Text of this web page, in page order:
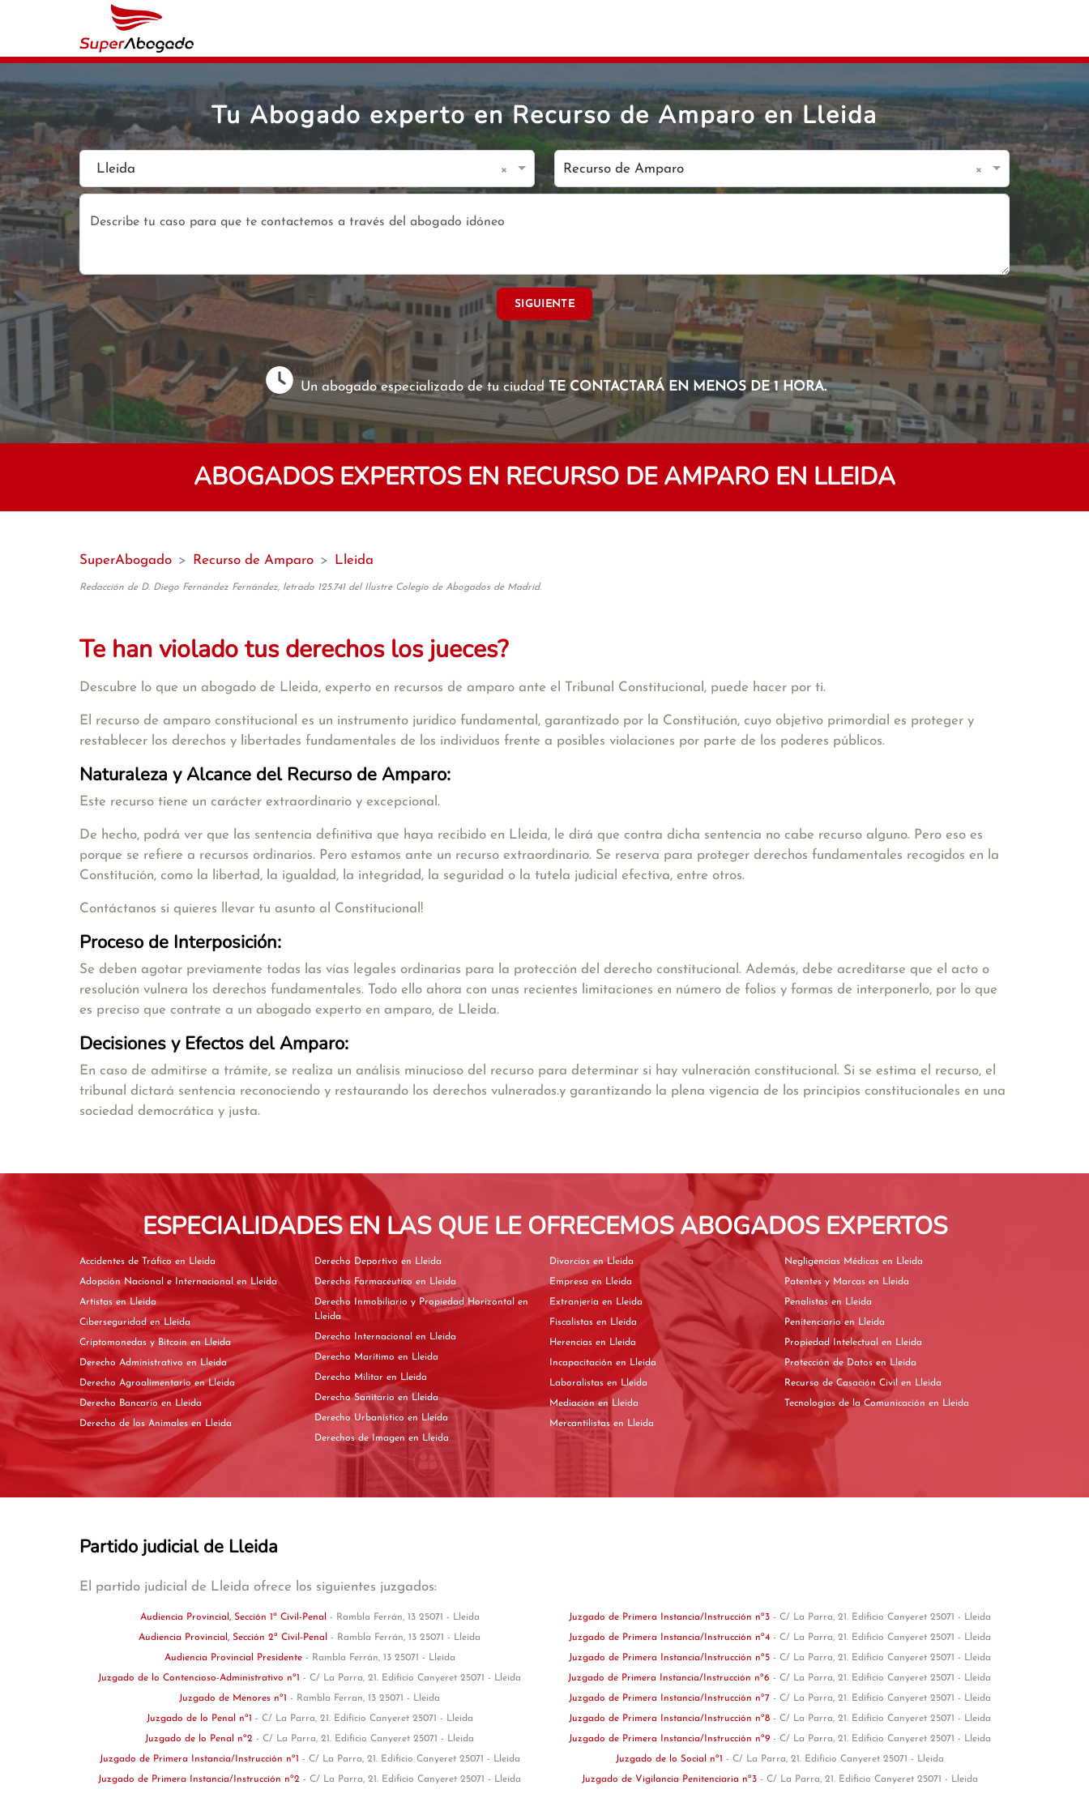
Tu Abogado experto en Recurso de Amparo en Lleida
Lleida × Recurso de Amparo ×
SIGUIENTE
Un abogado especializado de tu ciudadTE CONTACTARÁ EN MENOS DE 1 HORA.
ABOGADOS EXPERTOS EN RECURSO DE AMPARO EN LLEIDA
SuperAbogado > Recurso de Amparo > Lleida
Redacción de D. Diego Fernández Fernández, letrado 125.741 del Ilustre Colegio de Abogados de Madrid.
Te han violado tus derechos los jueces?
Descubre lo que un abogado de Lleida, experto en recursos de amparo ante el Tribunal Constitucional, puede hacer por ti.
El recurso de amparo constitucional es un instrumento jurídico fundamental, garantizado por la Constitución, cuyo objetivo primordial es proteger y
restablecer los derechos y libertades fundamentales de los individuos frente a posibles violaciones por parte de los poderes públicos.
Naturaleza y Alcance del Recurso de Amparo:
Este recurso tiene un carácter extraordinario y excepcional.
De hecho, podrá ver que las sentencia definitiva que haya recibido en Lleida, le dirá que contra dicha sentencia no cabe recurso alguno. Pero eso es
porque se refiere a recursos ordinarios. Pero estamos ante un recurso extraordinario. Se reserva para proteger derechos fundamentales recogidos en la
Constitución, como la libertad, la igualdad, la integridad, la seguridad o la tutela judicial efectiva, entre otros.
Contáctanos si quieres llevar tu asunto al Constitucional!
Proceso de Interposición:
Se deben agotar previamente todas las vías legales ordinarias para la protección del derecho constitucional. Además, debe acreditarse que el acto o
resolución vulnera los derechos fundamentales. Todo ello ahora con unas recientes limitaciones en número de folios y formas de interponerlo, por lo que
es preciso que contrate a un abogado experto en amparo, de Lleida.
Decisiones y Efectos del Amparo:
En caso de admitirse a trámite, se realiza un análisis minucioso del recurso para determinar si hay vulneración constitucional. Si se estima el recurso, el
tribunal dictará sentencia reconociendo y restaurando los derechos vulnerados.y garantizando la plena vigencia de los principios constitucionales en una
sociedad democrática y justa.
ESPECIALIDADES EN LAS QUE LE OFRECEMOS ABOGADOS EXPERTOS
Accidentes de Tráfico en Lleida
Adopción Nacional e Internacional en Lleida
Artistas en Lleida
Ciberseguridad en Lleida
Criptomonedas y Bitcoin en Lleida
Derecho Administrativo en Lleida
Derecho Agroalimentario en Lleida
Derecho Bancario en Lleida
Derecho de los Animales en Lleida
Derecho Deportivo en Lleida
Derecho Farmacéutico en Lleida
Derecho Inmobiliario y Propiedad Horizontal en
Lleida
Derecho Internacional en Lleida
Derecho Marítimo en Lleida
Derecho Militar en Lleida
Derecho Sanitario en Lleida
Derecho Urbanístico en Lleida
Derechos de Imagen en Lleida
Divorcios en Lleida
Empresa en Lleida
Extranjería en Lleida
Fiscalistas en Lleida
Herencias en Lleida
Incapacitación en Lleida
Laboralistas en Lleida
Mediación en Lleida
Mercantilistas en Lleida
Negligencias Médicas en Lleida
Patentes y Marcas en Lleida
Penalistas en Lleida
Penitenciario en Lleida
Propiedad Intelectual en Lleida
Protección de Datos en Lleida
Recurso de Casación Civil en Lleida
Tecnologías de la Comunicación en Lleida
Partido judicial de Lleida
El partido judicial de Lleida ofrece los siguientes juzgados:
Audiencia Provincial, Sección 1ª Civil-Penal - Rambla Ferrán, 13 25071 - Lleida
Audiencia Provincial, Sección 2ª Civil-Penal - Rambla Ferrán, 13 25071 - Lleida
Audiencia Provincial Presidente - Rambla Ferrán, 13 25071 - Lleida
Juzgado de lo Contencioso-Administrativo nº1 - C/ La Parra, 21. Edificio Canyeret 25071 - Lleida
Juzgado de Menores nº1 - Rambla Ferran, 13 25071 - Lleida
Juzgado de lo Penal nº1 - C/ La Parra, 21. Edificio Canyeret 25071 - Lleida
Juzgado de lo Penal nº2 - C/ La Parra, 21. Edificio Canyeret 25071 - Lleida
Juzgado de Primera Instancia/Instrucción nº1 - C/ La Parra, 21. Edificio Canyeret 25071 - Lleida
Juzgado de Primera Instancia/Instrucción nº2 - C/ La Parra, 21. Edificio Canyeret 25071 - Lleida
Juzgado de Primera Instancia/Instrucción nº3 - C/ La Parra, 21. Edificio Canyeret 25071 - Lleida
Juzgado de Primera Instancia/Instrucción nº4 - C/ La Parra, 21. Edificio Canyeret 25071 - Lleida
Juzgado de Primera Instancia/Instrucción nº5 - C/ La Parra, 21. Edificio Canyeret 25071 - Lleida
Juzgado de Primera Instancia/Instrucción nº6 - C/ La Parra, 21. Edificio Canyeret 25071 - Lleida
Juzgado de Primera Instancia/Instrucción nº7 - C/ La Parra, 21. Edificio Canyeret 25071 - Lleida
Juzgado de Primera Instancia/Instrucción nº8 - C/ La Parra, 21. Edificio Canyeret 25071 - Lleida
Juzgado de Primera Instancia/Instrucción nº9 - C/ La Parra, 21. Edificio Canyeret 25071 - Lleida
Juzgado de lo Social nº1 - C/ La Parra, 21. Edificio Canyeret 25071 - Lleida
Juzgado de Vigilancia Penitenciaria nº3 - C/ La Parra, 21. Edificio Canyeret 25071 - Lleida